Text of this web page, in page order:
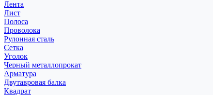
Лента
Лист
Полоса
Проволока
Рулонная сталь
Сетка
Уголок
Черный металлопрокат
Арматура
Двутавровая балка
Квадрат